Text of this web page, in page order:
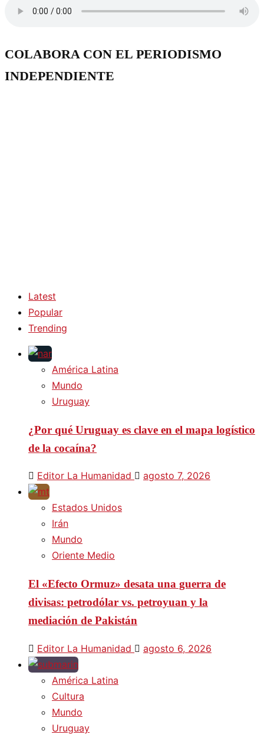
COLABORA CON EL PERIODISMO
INDEPENDIENTE
Latest
Popular
Trending
América Latina
Mundo
Uruguay
¿Por qué Uruguay es clave en el mapa logístico
de la cocaína?
Editor La Humanidad agosto 7, 2026
Estados Unidos
Irán
Mundo
Oriente Medio
El «Efecto Ormuz» desata una guerra de
divisas: petrodólar vs. petroyuan y la
mediación de Pakistán
Editor La Humanidad agosto 6, 2026
América Latina
Cultura
Mundo
Uruguay